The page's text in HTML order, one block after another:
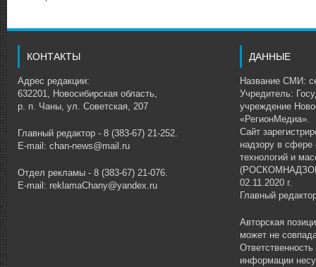
КОНТАКТЫ
Адрес редакции:
632201, Новосибирская область,
р. п. Чаны, ул. Советская, 207
Главный редактор - 8 (383-67) 21-252.
E-mail: chan-news@mail.ru
Отдел рекламы - 8 (383-67) 21-076.
E-mail: reklamaChany@yandex.ru
ДАННЫЕ
Название СМИ:
Учредитель:
учреждение
«РегионМедиа».
Сайт
надзору в
технологий и
02.11.2020 г.
Главный
Авторская
может не
информации